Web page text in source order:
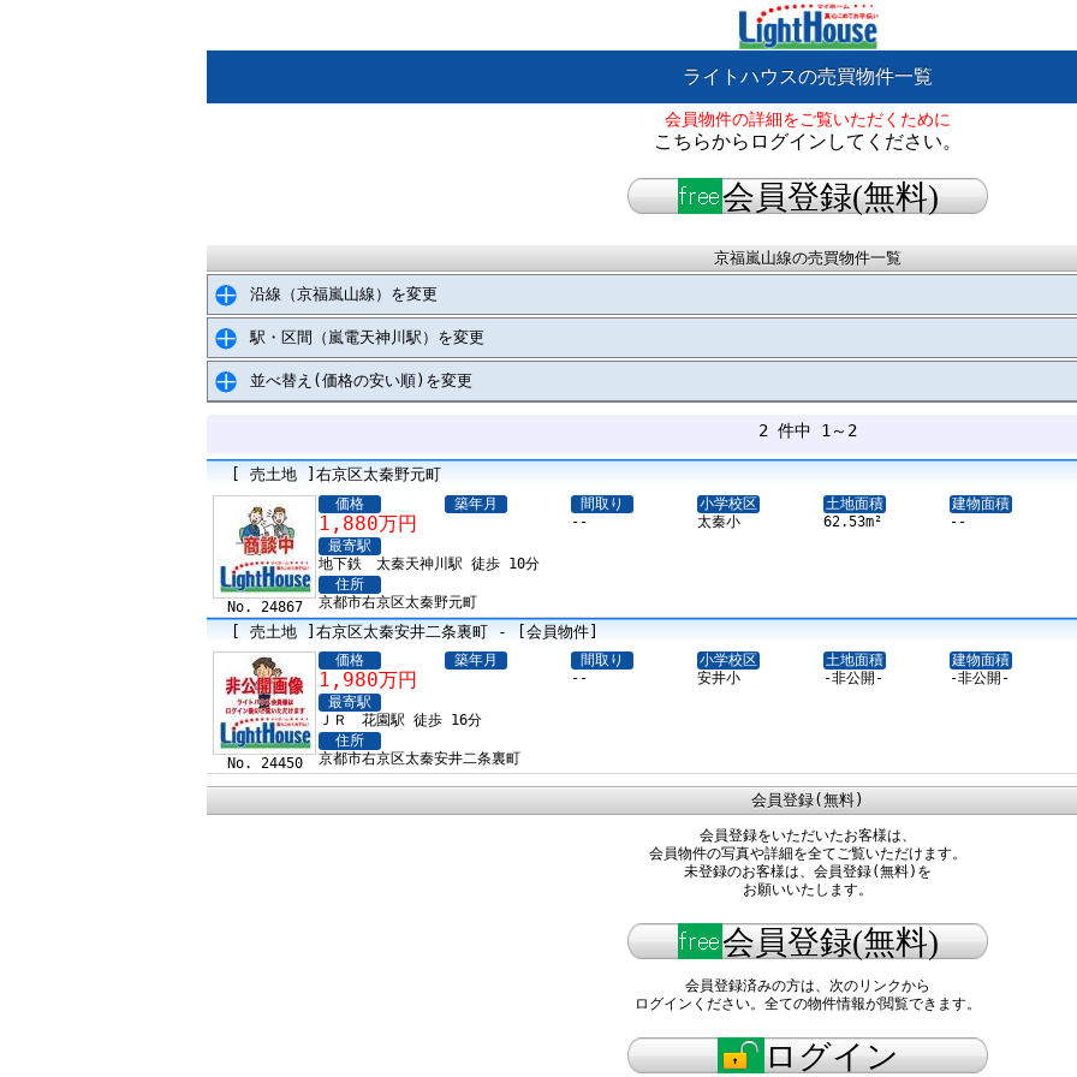
ライトハウスの売買物件一覧
会員物件の詳細をご覧いただくために
こちらからログインしてください。
会員登録(無料)
京福嵐山線の売買物件一覧
沿線（京福嵐山線）を変更
駅・区間（嵐電天神川駅）を変更
並べ替え(価格の安い順)を変更
2 件中 1～2
[ 売土地 ]右京区太秦野元町
No. 24867
価格
1,880万円
築年月
間取り
--
小学校区
太秦小
土地面積
62.53m²
建物面積
--
最寄駅
地下鉄 太秦天神川駅 徒歩 10分
住所
京都市右京区太秦野元町
[ 売土地 ]右京区太秦安井二条裏町 - [会員物件]
No. 24450
価格
1,980万円
築年月
間取り
--
小学校区
安井小
土地面積
-非公開-
建物面積
-非公開-
最寄駅
ＪＲ 花園駅 徒歩 16分
住所
京都市右京区太秦安井二条裏町
会員登録(無料)
会員登録をいただいたお客様は、
会員物件の写真や詳細を全てご覧いただけます。
未登録のお客様は、会員登録(無料)を
お願いいたします。
会員登録(無料)
会員登録済みの方は、次のリンクから
ログインください。全ての物件情報が閲覧できます。
ログイン